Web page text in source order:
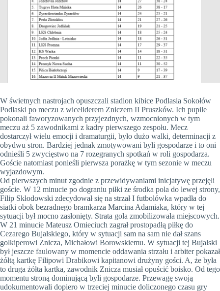
W świetnych nastrojach opuszczali stadion kibice Podlasia Sokołów
Podlaski po meczu z wiceliderem Zniczem II Pruszków. Ich pupile
pokonali faworyzowanych przyjezdnych, wzmocnionych w tym
meczu aż 5 zawodnikami z kadry pierwszego zespołu. Mecz
dostarczył wielu emocji i dramaturgii, było dużo walki, determinacji z
obydwu stron. Bardziej jednak zmotywowani byli gospodarze i to oni
odnieśli 5 zwycięstwo na 7 rozegranych spotkań w roli gospodarza.
Goście natomiast ponieśli pierwsza porażkę w tym sezonie w meczu
wyjazdowym.
Od pierwszych minut zgodnie z przewidywaniami inicjatywę przejęli
goście. W 12 minucie po dograniu piłki ze środka pola do lewej strony,
Filip Skłodowski zdecydował się na strzał I futbolówka wpadła do
siatki obok bezradnego bramkarza Marcina Adamiaka, który w tej
sytuacji był mocno zasłonięty. Strata gola zmobilizowała miejscowych.
W 21 minucie Mateusz Omieciuch zagrał prostopadłą piłkę do
Cezarego Bujalskiego, który w sytuacji sam na sam nie dał szans
golkiperowi Znicza, Michałowi Borowskiemu. W sytuacji tej Bujalski
był jeszcze faulowany w momencie oddawania strzału i arbiter pokazał
żółtą kartkę Filipowi Drabikowi kapitanowi drużyny gości. A, że była
to druga żółta kartka, zawodnik Znicza musiał opuścić boisko. Od tego
momentu stroną dominującą byli gospodarze. Przewagę swoją
udokumentowali dopiero w trzeciej minucie doliczonego czasu gry